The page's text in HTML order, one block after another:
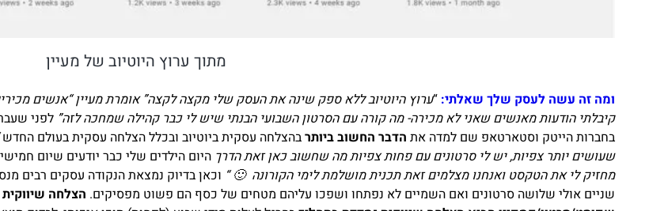
מתוך ערוץ היוטיוב של מעיין
ומה זה עשה לעסק שלך שאלתי: “ערוץ היוטיוב ללא ספק שינה את העסק שלי מקצה לקצה” אומרת מעיין “אנשים
קיבלתי הודעות מאנשים שאני לא מכירה- מה קורה עם הסרטון השבועי הבנתי שיש לי כבר קהילה שמחכה לזה”
בחברות הייטק וסטארטאפ שם למדה את הדבר החשוב ביותרבהצלחה עסקית ביוטיוב ובכלל הצלחה עסקית בעולם
שעושים יותר צפיות, יש לי סרטונים עם פחות צפיותמה שחשוב כאן זאת הדרךהיום הילדים שלי כבר יודעים שיום
מחזיק לי את הטקסט ואנחנו מצלמים זאת תכנית מושלמת לימי הקורונה 🙂 “ וכאן בדיוק נמצאת הנקודה עסקים רבים
שניים אולי שלושה סרטונים ואם השמיים לא נפתחו ושפכו עליהם מטחים של כסף הם פשוט מפסיקים. הצלחה